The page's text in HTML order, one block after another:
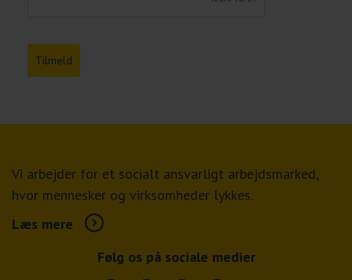
Tilmeld
Vi arbejder for et socialt ansvarligt arbejdsmarked,
hvor mennesker og virksomheder lykkes.
Læs mere
Følg os på sociale medier